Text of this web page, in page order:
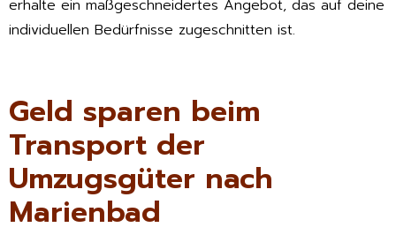
erhalte ein maßgeschneidertes Angebot, das auf deine
individuellen Bedürfnisse zugeschnitten ist.
Geld sparen beim
Transport der
Umzugsgüter nach
Marienbad